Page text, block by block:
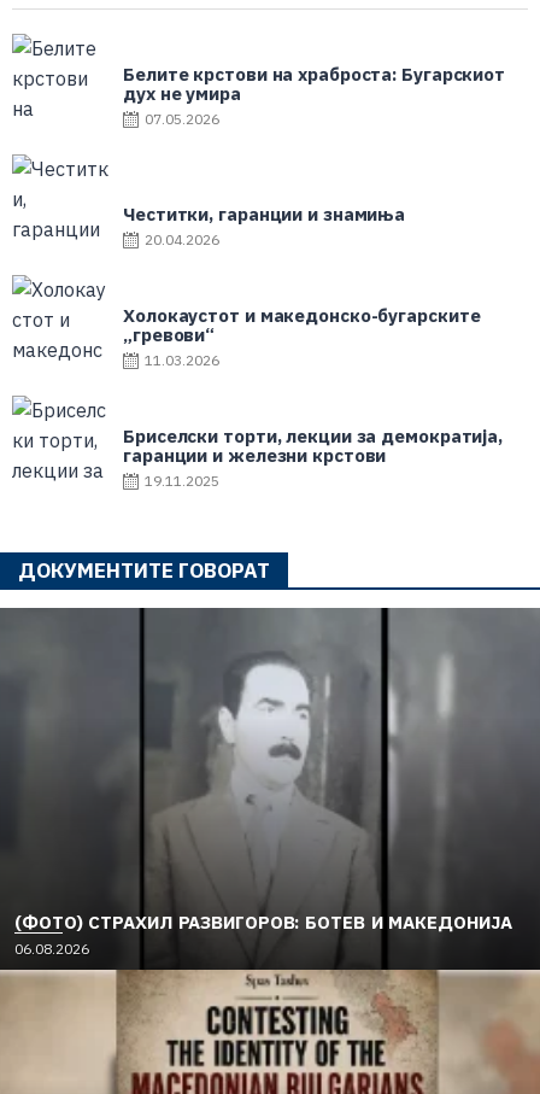
Белите крстови на храброста: Бугарскиот
дух не умира
07.05.2026
Честитки, гаранции и знамиња
20.04.2026
Холокаустот и македонско-бугарските
„гревови“
11.03.2026
Бриселски торти, лекции за демократија,
гаранции и железни крстови
19.11.2025
ДОКУМЕНТИТЕ ГОВОРАТ
(ФОТО) СТРАХИЛ РАЗВИГОРОВ: БОТЕВ И МАКЕДОНИЈА
06.08.2026